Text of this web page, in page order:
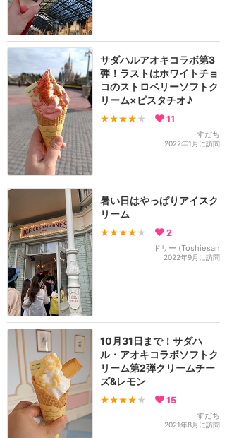
サダハルアオキコラボ第3
弾！ラストはホワイトチョ
コのストロベリーソフトク
リーム×ピスタチオ♪
★★★★ ★ 11
すだち
2022年1月に訪問
暑い日はやっぱりアイスク
リーム
★★★★ ★ 2
ドリー (Toshiesan
2022年9月に訪問
10月31日まで！サダハ
ル・アオキコラボソフトク
リーム第2弾クリームチー
ズ&レモン
★★★★ ★ 15
すだち
2021年8月に訪問